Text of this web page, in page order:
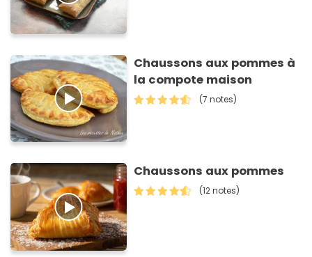
Chaussons aux pommes à
la compote maison
(7 notes)
Chaussons aux pommes
(12 notes)